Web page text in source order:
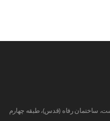
ساختمان رفاه (قدس)، طبقه چهارم